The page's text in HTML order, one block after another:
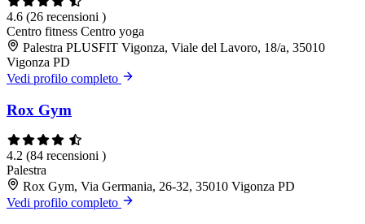
4.6 (26 recensioni )
Centro fitness Centro yoga
Palestra PLUSFIT Vigonza, Viale del Lavoro, 18/a, 35010
Vigonza PD
Vedi profilo completo
Rox Gym
4.2 (84 recensioni )
Palestra
Rox Gym, Via Germania, 26-32, 35010 Vigonza PD
Vedi profilo completo